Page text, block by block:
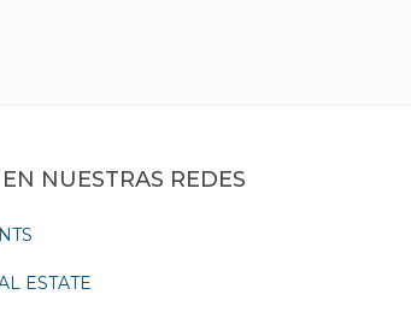
NUESTRAS REDES
ESTATE